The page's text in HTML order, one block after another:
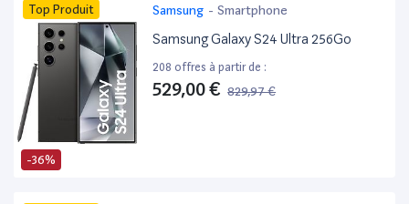
-36%
Top Produit Samsung - Smartphone
Samsung Galaxy S24 Ultra 256Go
208 offres à partir de :
529,00 € 829,97 €